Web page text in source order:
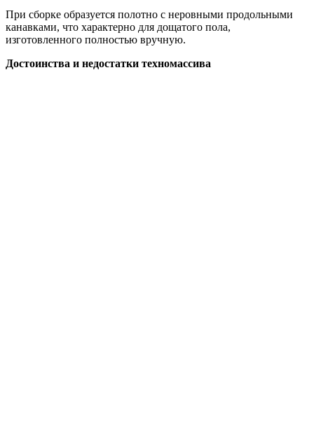
При сборке образуется полотно с неровными продольными
канавками, что характерно для дощатого пола,
изготовленного полностью вручную.
Достоинства и недостатки техномассива